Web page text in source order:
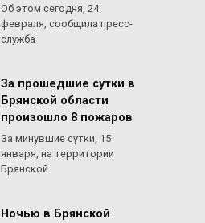
Об этом сегодня, 24
февраля, сообщила пресс-
служба
За прошедшие сутки в
Брянской области
произошло 8 пожаров
За минувшие сутки, 15
января, на территории
Брянской
Ночью в Брянской